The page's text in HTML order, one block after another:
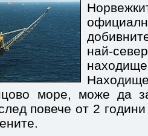
най-
море, може да
повече от 2